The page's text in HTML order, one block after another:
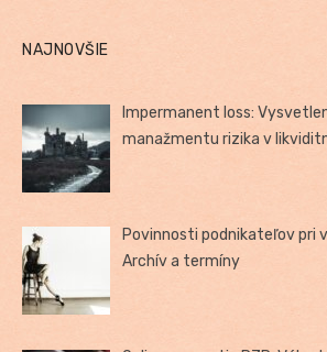
NAJNOVŠIE
Impermanent loss:
manažmentu rizika v
Povinnosti podnikateľov pri
Archív a termíny